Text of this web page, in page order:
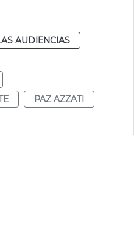
AUDIENCIAS
PAZ AZZATI